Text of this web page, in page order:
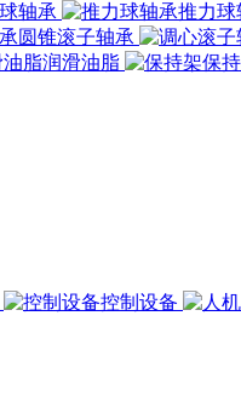
轴承 推力球
圆锥滚子轴承
润滑油脂 保
控制设备